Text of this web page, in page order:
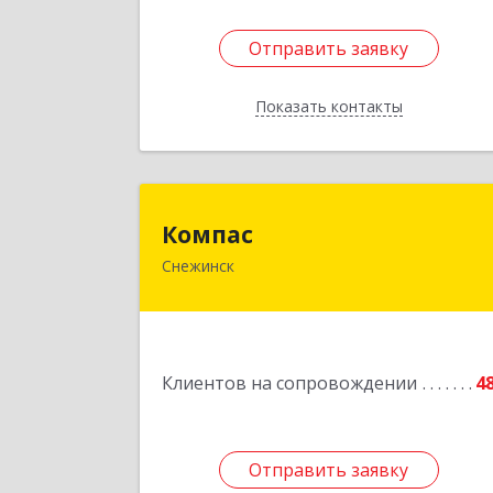
Отправить заявку
Показать контакты
Отправить заявку
Назад
Компас
Снежинск
Клиентов на сопровождении
Отправить заявку
456776, Челябинская обл, Снежинск г,
Отправить заявку